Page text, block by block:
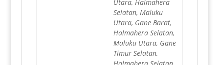
Utara, Halmahera
Selatan, Maluku
Utara, Gane Barat,
Halmahera Selatan,
Maluku Utara, Gane
Timur Selatan,